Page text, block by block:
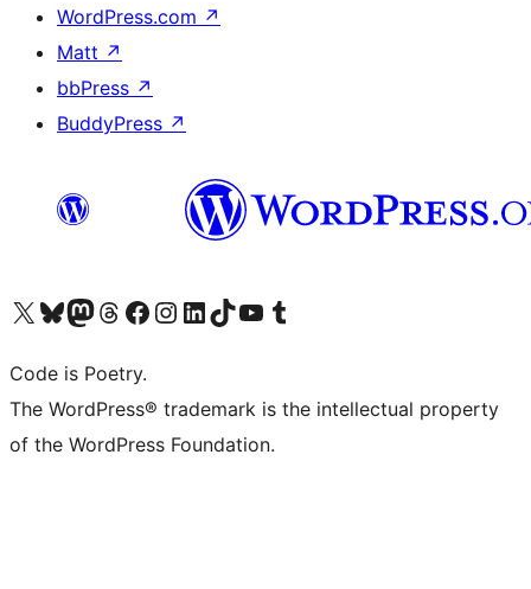
WordPress.com ↗
Matt ↗
bbPress ↗
BuddyPress ↗
Visit our X (formerly Twitter) account
ഞങ്ങളുടെ ബ്ലൂസ്കൈ അക്കൗണ്ട് സന്ദർശിക്കുക
Visit our Mastodon account
ഞങ്ങളുടെ ത്രെഡ്സ് അക്കൗണ്ട് സന്ദർശിക്കുക
Visit our Facebook page
Visit our Instagram account
Visit our LinkedIn account
ഞങ്ങളുടെ ടിക് ടോക് അക്കൗണ്ട് സന്ദർശിക്കുക
Visit our YouTube channel
ഞങ്ങളുടെ ടംബ്ലർ അക്കൗണ്ട് സന്ദർശിക്കുക
Code is Poetry.
The WordPress® trademark is the intellectual property
of the WordPress Foundation.